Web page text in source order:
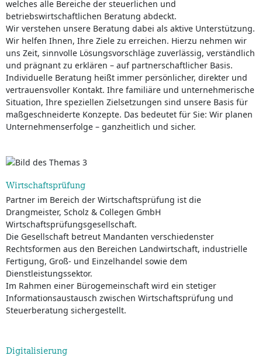
welches alle Bereiche der steuerlichen und
betriebswirtschaftlichen Beratung abdeckt.
Wir verstehen unsere Beratung dabei als aktive Unterstützung.
Wir helfen Ihnen, Ihre Ziele zu erreichen. Hierzu nehmen wir
uns Zeit, sinnvolle Lösungsvorschläge zuverlässig, verständlich
und prägnant zu erklären – auf partnerschaftlicher Basis.
Individuelle Beratung heißt immer persönlicher, direkter und
vertrauensvoller Kontakt. Ihre familiäre und unternehmerische
Situation, Ihre speziellen Zielsetzungen sind unsere Basis für
maßgeschneiderte Konzepte. Das bedeutet für Sie: Wir planen
Unternehmenserfolge – ganzheitlich und sicher.
Wirtschaftsprüfung
Partner im Bereich der Wirtschaftsprüfung ist die
Drangmeister, Scholz & Collegen GmbH
Wirtschaftsprüfungsgesellschaft.
Die Gesellschaft betreut Mandanten verschiedenster
Rechtsformen aus den Bereichen Landwirtschaft, industrielle
Fertigung, Groß- und Einzelhandel sowie dem
Dienstleistungssektor.
Im Rahmen einer Bürogemeinschaft wird ein stetiger
Informationsaustausch zwischen Wirtschaftsprüfung und
Steuerberatung sichergestellt.
Digitalisierung